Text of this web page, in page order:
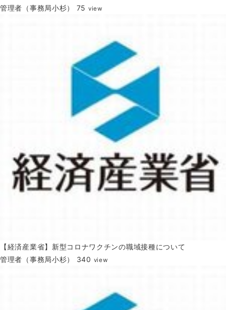
管理者（事務局小杉）
75 view
【経済産業省】新型コロナワクチンの職域接種について
管理者（事務局小杉）
340 view